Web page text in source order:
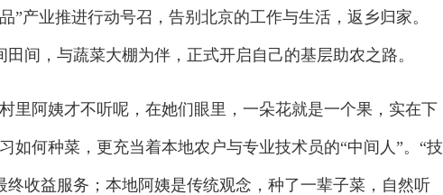
产业推进行动号召，告别北京的工作与生活，返乡归家。
间，与蔬菜大棚为伴，正式开启自己的基层助农之路。
阿姨才不听呢，在她们眼里，一朵花就是一个果，实在下
如何种菜，更充当着本地农户与专业技术员的“中间人”。“技
收益服务；本地阿姨是传统观念，种了一辈子菜，自然听